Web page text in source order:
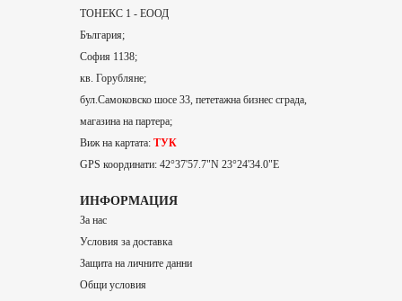
ТОНЕКС 1 - ЕООД
България;
София 1138;
кв. Горубляне;
бул.Самоковско шосе 33, пететажна бизнес сграда,
магазина на партера;
Виж на картата: ТУК
GPS координати: 42°37'57.7"N 23°24'34.0"E
ИНФОРМАЦИЯ
За нас
Условия за доставка
Защита на личните данни
Общи условия